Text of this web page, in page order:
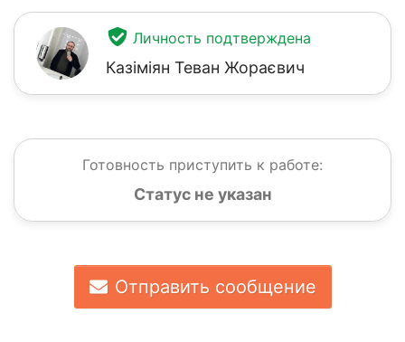
Личность подтверждена
Казіміян Теван Жораєвич
Готовность приступить к работе:
Статус не указан
Отправить сообщение